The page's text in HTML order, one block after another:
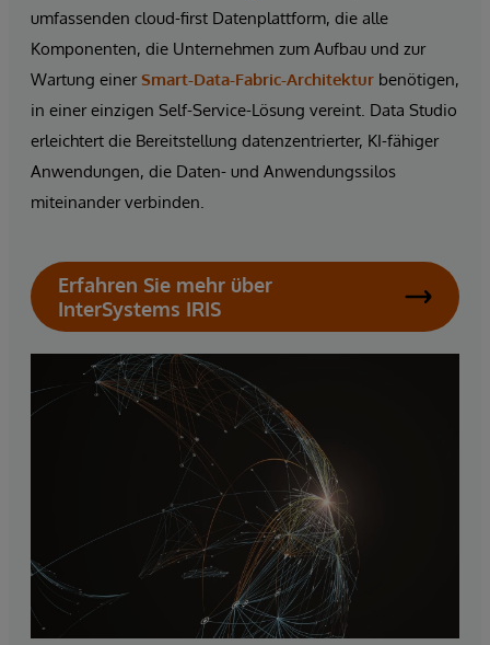
umfassenden cloud-first Datenplattform, die alle
Komponenten, die Unternehmen zum Aufbau und zur
Wartung einerSmart-Data-Fabric-Architektur benötigen,
in einer einzigen Self-Service-Lösung vereint. Data Studio
erleichtert die Bereitstellung datenzentrierter, KI-fähiger
Anwendungen, die Daten- und Anwendungssilos
miteinander verbinden.
Erfahren Sie mehr über
InterSystems IRIS